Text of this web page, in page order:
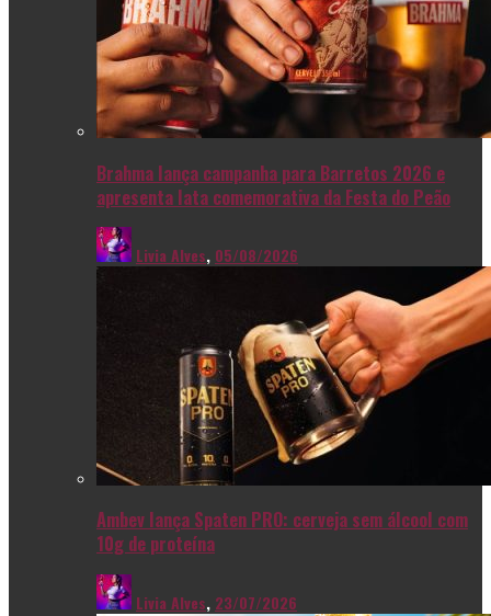
Brahma lança campanha para Barretos 2026 e
apresenta lata comemorativa da Festa do Peão
Livia Alves, 05/08/2026
Ambev lança Spaten PRO: cerveja sem álcool com
10g de proteína
Livia Alves, 23/07/2026